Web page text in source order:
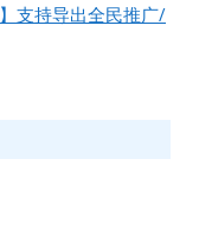
支持导出全民推广/